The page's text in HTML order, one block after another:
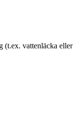
(t.ex. vattenläcka eller